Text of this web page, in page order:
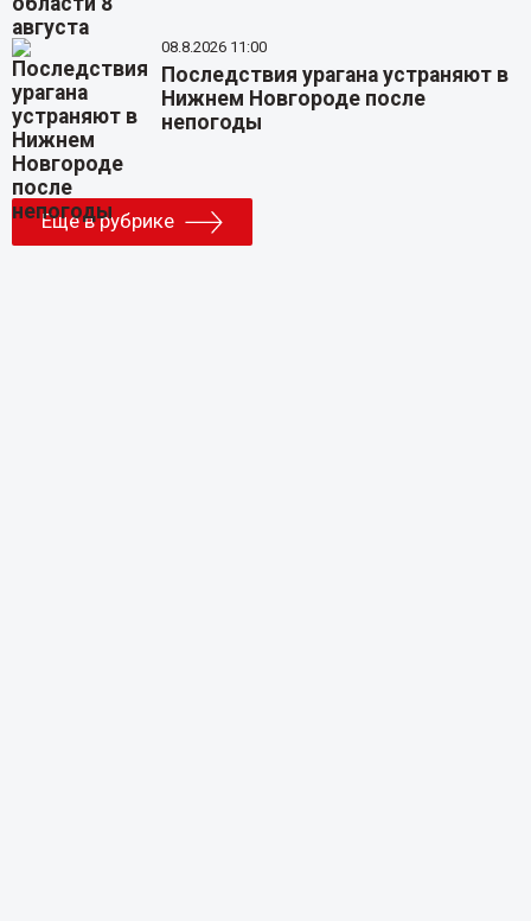
08.8.2026 11:00
Последствия урагана устраняют в
Нижнем Новгороде после
непогоды
Еще в рубрике